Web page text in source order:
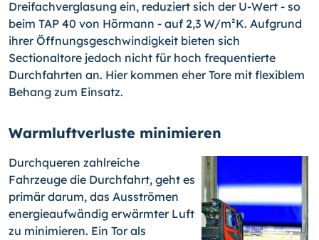
Dreifachverglasung ein, reduziert sich der U-Wert - so
beim TAP 40 von Hörmann - auf 2,3 W/m²K. Aufgrund
ihrer Öffnungsgeschwindigkeit bieten sich
Sectionaltore jedoch nicht für hoch frequentierte
Durchfahrten an. Hier kommen eher Tore mit flexiblem
Behang zum Einsatz.
Warmluftverluste minimieren
Durchqueren zahlreiche
Fahrzeuge die Durchfahrt, geht es
primär darum, das Ausströmen
energieaufwändig erwärmter Luft
zu minimieren. Ein Tor als